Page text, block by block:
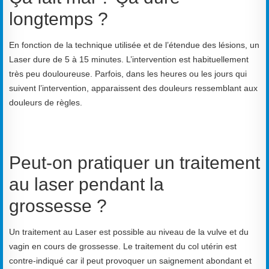
longtemps ?
En fonction de la technique utilisée et de l’étendue des lésions, un
Laser dure de 5 à 15 minutes. L’intervention est habituellement
très peu douloureuse. Parfois, dans les heures ou les jours qui
suivent l’intervention, apparaissent des douleurs ressemblant aux
douleurs de règles.
Peut-on pratiquer un traitement
au laser pendant la
grossesse ?
Un traitement au Laser est possible au niveau de la vulve et du
vagin en cours de grossesse. Le traitement du col utérin est
contre-indiqué car il peut provoquer un saignement abondant et